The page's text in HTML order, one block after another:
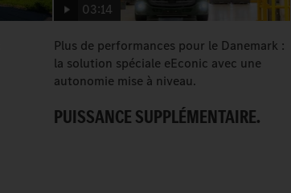
03:14
Plus de performances pour le Danemark :
la solution spéciale eEconic avec une
autonomie mise à niveau.
PUISSANCE SUPPLÉMENTAIRE.